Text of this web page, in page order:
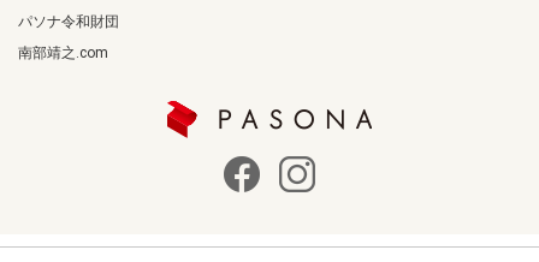
パソナ令和財団
南部靖之.com